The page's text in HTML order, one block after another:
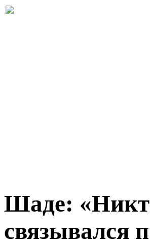
Шаде:
связывался